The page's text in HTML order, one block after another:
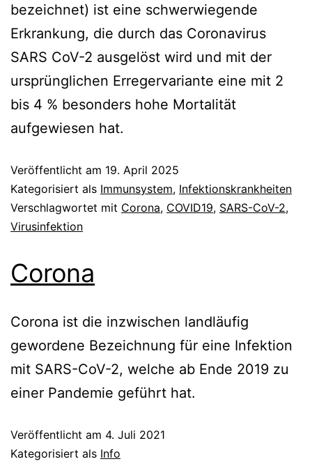
bezeichnet) ist eine schwerwiegende
Erkrankung, die durch das Coronavirus
SARS CoV-2 ausgelöst wird und mit der
ursprünglichen Erregervariante eine mit 2
bis 4 % besonders hohe Mortalität
aufgewiesen hat.
Veröffentlicht am 19. April 2025
Kategorisiert als Immunsystem, Infektionskrankheiten
Verschlagwortet mit Corona, COVID19, SARS-CoV-2,
Virusinfektion
Corona
Corona ist die inzwischen landläufig
gewordene Bezeichnung für eine Infektion
mit SARS-CoV-2, welche ab Ende 2019 zu
einer Pandemie geführt hat.
Veröffentlicht am 4. Juli 2021
Kategorisiert als Info